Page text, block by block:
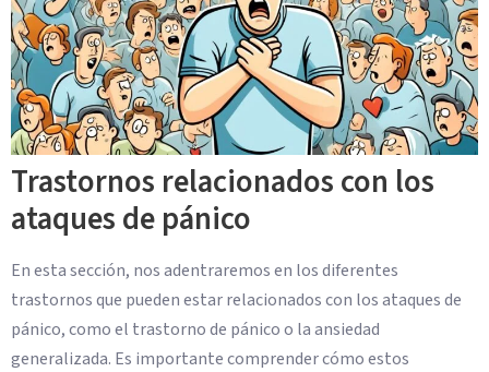
Trastornos relacionados con los
ataques de pánico
En esta sección, nos adentraremos en los diferentes
trastornos que pueden estar relacionados con los ataques de
pánico, como el trastorno de pánico o la ansiedad
generalizada. Es importante comprender cómo estos